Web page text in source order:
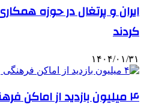
ایران و پرتغال در حوزه
کردند
۱۴۰۴/۰۱/۳۱
۴ میلیون بازدید از اماکن